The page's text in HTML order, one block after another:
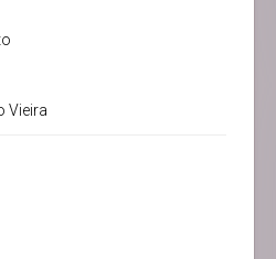
Vieira